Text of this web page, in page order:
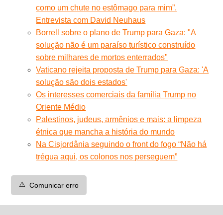
como um chute no estômago para mim”.
Entrevista com David Neuhaus
Borrell sobre o plano de Trump para Gaza: "A
solução não é um paraíso turístico construído
sobre milhares de mortos enterrados"
Vaticano rejeita proposta de Trump para Gaza: 'A
solução são dois estados'
Os interesses comerciais da família Trump no
Oriente Médio
Palestinos, judeus, armênios e mais: a limpeza
étnica que mancha a história do mundo
Na Cisjordânia seguindo o front do fogo “Não há
trégua aqui, os colonos nos perseguem”
⚠️ Comunicar erro